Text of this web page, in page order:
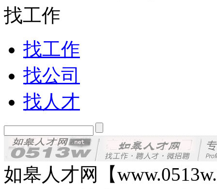
找工作
找工作
找公司
找人才
如皋人才网【